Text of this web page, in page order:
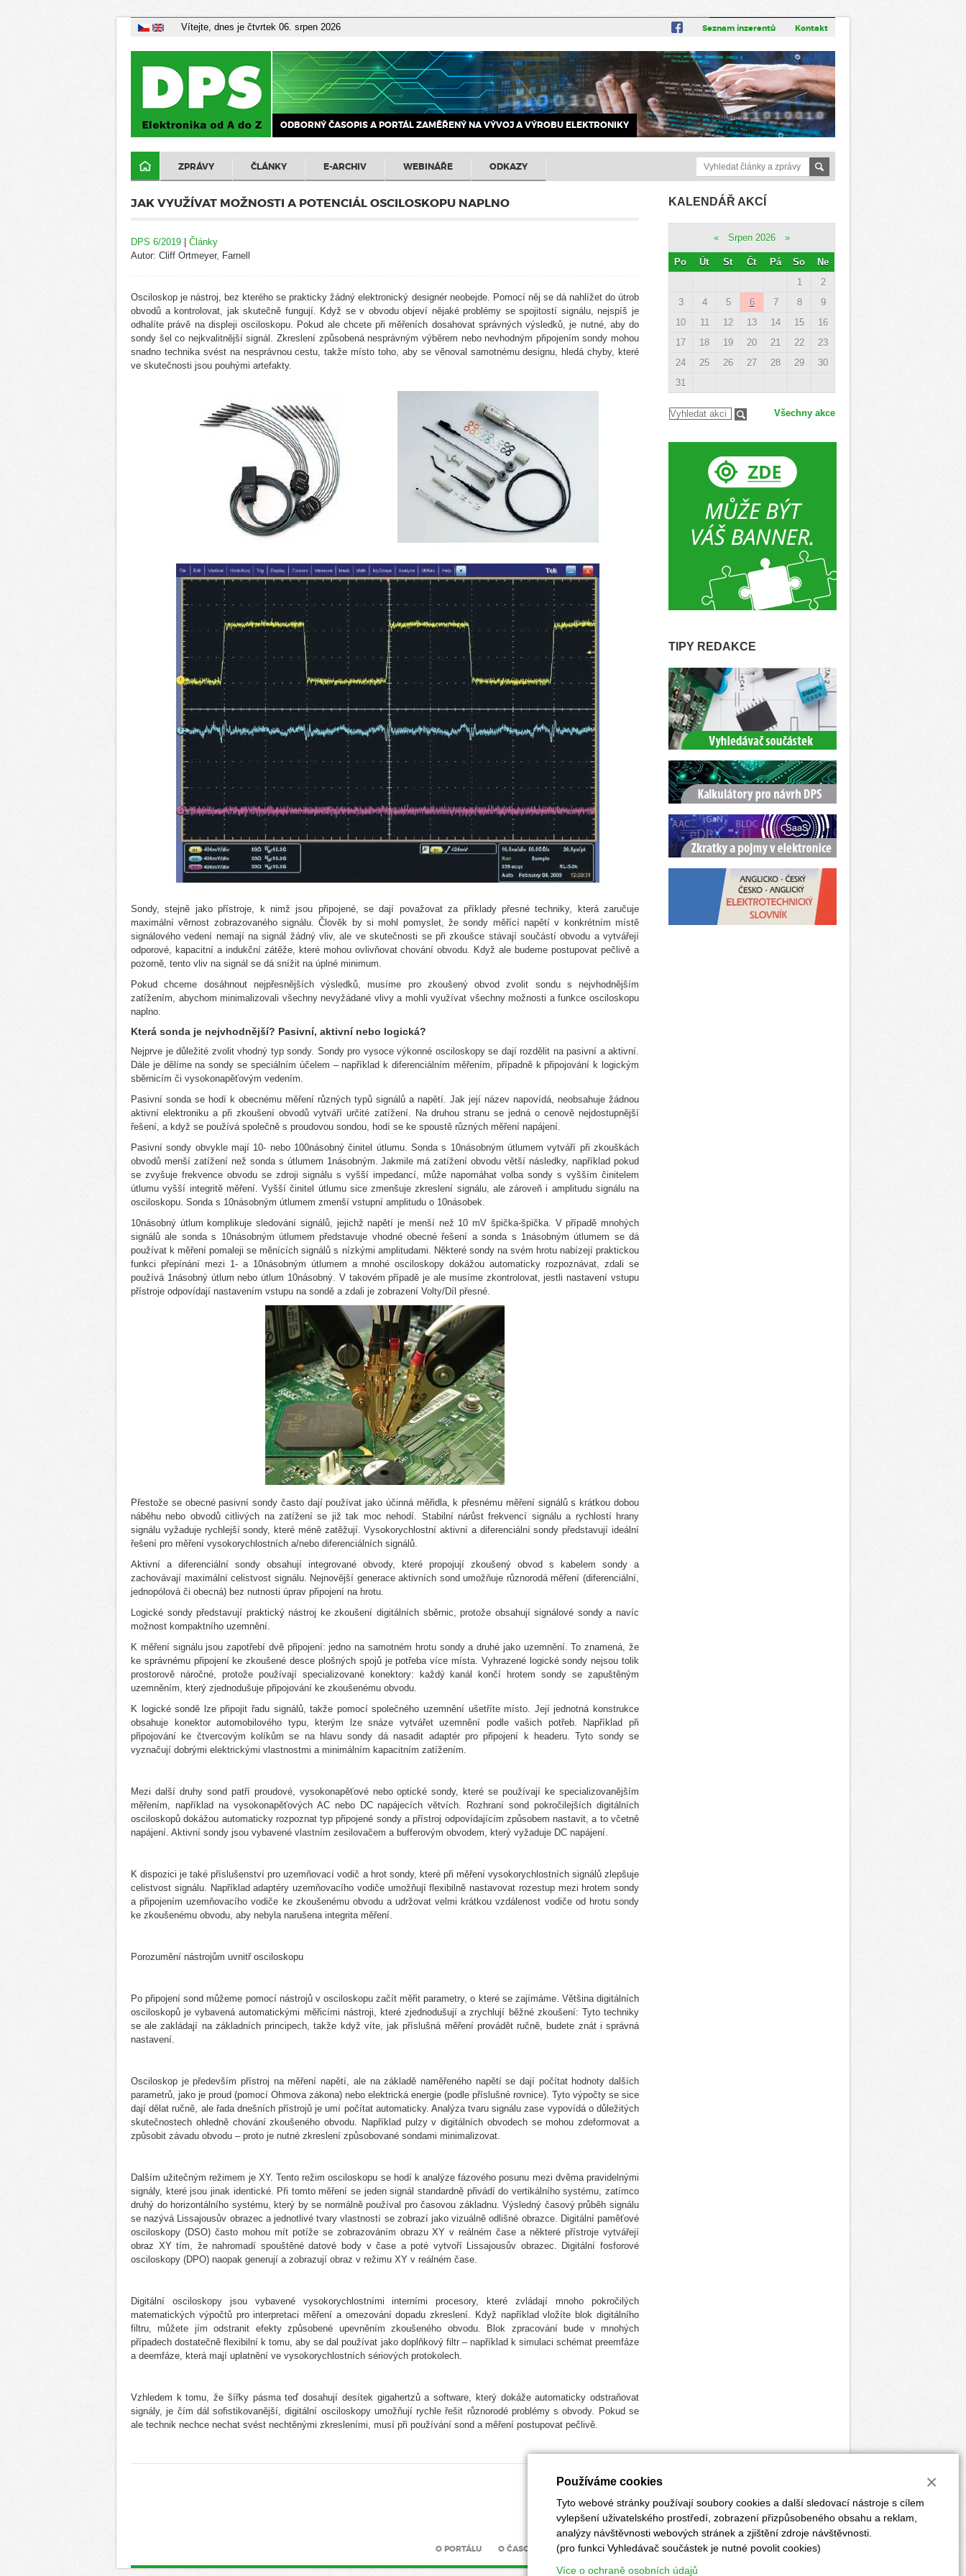
Vítejte, dnes je čtvrtek 06. srpen 2026 Seznam inzerentů Kontakt
ODBORNÝ ČASOPIS A PORTÁL ZAMĚŘENÝ NA VÝVOJ A VÝROBU ELEKTRONIKY
ZPRÁVY ČLÁNKY E-ARCHIV WEBINÁŘE ODKAZY
JAK VYUŽÍVAT MOŽNOSTI A POTENCIÁL OSCILOSKOPU NAPLNO
DPS 6/2019 | Články
Autor: Cliff Ortmeyer, Farnell
Osciloskop je nástroj, bez kterého se prakticky žádný elektronický designér neobejde. Pomocí něj se dá nahlížet do útrob
obvodů a kontrolovat, jak skutečně fungují. Když se v obvodu objeví nějaké problémy se spojitostí signálu, nejspíš je
odhalíte právě na displeji osciloskopu. Pokud ale chcete při měřeních dosahovat správných výsledků, je nutné, aby do
sondy šel co nejkvalitnější signál. Zkreslení způsobená nesprávným výběrem nebo nevhodným připojením sondy mohou
snadno technika svést na nesprávnou cestu, takže místo toho, aby se věnoval samotnému designu, hledá chyby, které
ve skutečnosti jsou pouhými artefakty.
Sondy, stejně jako přístroje, k nimž jsou připojené, se dají považovat za příklady přesné techniky, která zaručuje
maximální věrnost zobrazovaného signálu. Člověk by si mohl pomyslet, že sondy měřící napětí v konkrétním místě
signálového vedení nemají na signál žádný vliv, ale ve skutečnosti se při zkoušce stávají součástí obvodu a vytvářejí
odporové, kapacitní a indukční zátěže, které mohou ovlivňovat chování obvodu. Když ale budeme postupovat pečlivě a
pozorně, tento vliv na signál se dá snížit na úplné minimum.
Pokud chceme dosáhnout nejpřesnějších výsledků, musíme pro zkoušený obvod zvolit sondu s nejvhodnějším
zatížením, abychom minimalizovali všechny nevyžádané vlivy a mohli využívat všechny možnosti a funkce osciloskopu
naplno.
Která sonda je nejvhodnější? Pasivní, aktivní nebo logická?
Nejprve je důležité zvolit vhodný typ sondy. Sondy pro vysoce výkonné osciloskopy se dají rozdělit na pasivní a aktivní.
Dále je dělíme na sondy se speciálním účelem – například k diferenciálním měřením, případně k připojování k logickým
sběrnicím či vysokonapěťovým vedením.
Pasivní sonda se hodí k obecnému měření různých typů signálů a napětí. Jak její název napovídá, neobsahuje žádnou
aktivní elektroniku a při zkoušení obvodů vytváří určité zatížení. Na druhou stranu se jedná o cenově nejdostupnější
řešení, a když se používá společně s proudovou sondou, hodí se ke spoustě různých měření napájení.
Pasivní sondy obvykle mají 10- nebo 100násobný činitel útlumu. Sonda s 10násobným útlumem vytváří při zkouškách
obvodů menší zatížení než sonda s útlumem 1násobným. Jakmile má zatížení obvodu větší následky, například pokud
se zvyšuje frekvence obvodu se zdroji signálu s vyšší impedancí, může napomáhat volba sondy s vyšším činitelem
útlumu vyšší integritě měření. Vyšší činitel útlumu sice zmenšuje zkreslení signálu, ale zároveň i amplitudu signálu na
osciloskopu. Sonda s 10násobným útlumem zmenší vstupní amplitudu o 10násobek.
10násobný útlum komplikuje sledování signálů, jejichž napětí je menší než 10 mV špička-špička. V případě mnohých
signálů ale sonda s 10násobným útlumem představuje vhodné obecné řešení a sonda s 1násobným útlumem se dá
používat k měření pomaleji se měnících signálů s nízkými amplitudami. Některé sondy na svém hrotu nabízejí praktickou
funkci přepínání mezi 1- a 10násobným útlumem a mnohé osciloskopy dokážou automaticky rozpoznávat, zdali se
používá 1násobný útlum nebo útlum 10násobný. V takovém případě je ale musíme zkontrolovat, jestli nastavení vstupu
přístroje odpovídají nastavením vstupu na sondě a zdali je zobrazení Volty/Díl přesné.
Přestože se obecné pasivní sondy často dají používat jako účinná měřidla, k přesnému měření signálů s krátkou dobou
náběhu nebo obvodů citlivých na zatížení se již tak moc nehodí. Stabilní nárůst frekvencí signálu a rychlostí hrany
signálu vyžaduje rychlejší sondy, které méně zatěžují. Vysokorychlostní aktivní a diferenciální sondy představují ideální
řešení pro měření vysokorychlostních a/nebo diferenciálních signálů.
Aktivní a diferenciální sondy obsahují integrované obvody, které propojují zkoušený obvod s kabelem sondy a
zachovávají maximální celistvost signálu. Nejnovější generace aktivních sond umožňuje různorodá měření (diferenciální,
jednopólová či obecná) bez nutnosti úprav připojení na hrotu.
Logické sondy představují praktický nástroj ke zkoušení digitálních sběrnic, protože obsahují signálové sondy a navíc
možnost kompaktního uzemnění.
K měření signálu jsou zapotřebí dvě připojení: jedno na samotném hrotu sondy a druhé jako uzemnění. To znamená, že
ke správnému připojení ke zkoušené desce plošných spojů je potřeba více místa. Vyhrazené logické sondy nejsou tolik
prostorově náročné, protože používají specializované konektory: každý kanál končí hrotem sondy se zapuštěným
uzemněním, který zjednodušuje připojování ke zkoušenému obvodu.
K logické sondě lze připojit řadu signálů, takže pomocí společného uzemnění ušetříte místo. Její jednotná konstrukce
obsahuje konektor automobilového typu, kterým lze snáze vytvářet uzemnění podle vašich potřeb. Například při
připojování ke čtvercovým kolíkům se na hlavu sondy dá nasadit adaptér pro připojení k headeru. Tyto sondy se
vyznačují dobrými elektrickými vlastnostmi a minimálním kapacitním zatížením.
Mezi další druhy sond patří proudové, vysokonapěťové nebo optické sondy, které se používají ke specializovanějším
měřením, například na vysokonapěťových AC nebo DC napájecích větvích. Rozhraní sond pokročilejších digitálních
osciloskopů dokážou automaticky rozpoznat typ připojené sondy a přístroj odpovídajícím způsobem nastavit, a to včetně
napájení. Aktivní sondy jsou vybavené vlastním zesilovačem a bufferovým obvodem, který vyžaduje DC napájení.
K dispozici je také příslušenství pro uzemňovací vodič a hrot sondy, které při měření vysokorychlostních signálů zlepšuje
celistvost signálu. Například adaptéry uzemňovacího vodiče umožňují flexibilně nastavovat rozestup mezi hrotem sondy
a připojením uzemňovacího vodiče ke zkoušenému obvodu a udržovat velmi krátkou vzdálenost vodiče od hrotu sondy
ke zkoušenému obvodu, aby nebyla narušena integrita měření.
Porozumění nástrojům uvnitř osciloskopu
Po připojení sond můžeme pomocí nástrojů v osciloskopu začít měřit parametry, o které se zajímáme. Většina digitálních
osciloskopů je vybavená automatickými měřicími nástroji, které zjednodušují a zrychlují běžné zkoušení: Tyto techniky
se ale zakládají na základních principech, takže když víte, jak příslušná měření provádět ručně, budete znát i správná
nastavení.
Osciloskop je především přístroj na měření napětí, ale na základě naměřeného napětí se dají počítat hodnoty dalších
parametrů, jako je proud (pomocí Ohmova zákona) nebo elektrická energie (podle příslušné rovnice). Tyto výpočty se sice
dají dělat ručně, ale řada dnešních přístrojů je umí počítat automaticky. Analýza tvaru signálu zase vypovídá o důležitých
skutečnostech ohledně chování zkoušeného obvodu. Například pulzy v digitálních obvodech se mohou zdeformovat a
způsobit závadu obvodu – proto je nutné zkreslení způsobované sondami minimalizovat.
Dalším užitečným režimem je XY. Tento režim osciloskopu se hodí k analýze fázového posunu mezi dvěma pravidelnými
signály, které jsou jinak identické. Při tomto měření se jeden signál standardně přivádí do vertikálního systému, zatímco
druhý do horizontálního systému, který by se normálně používal pro časovou základnu. Výsledný časový průběh signálu
se nazývá Lissajousův obrazec a jednotlivé tvary vlastností se zobrazí jako vizuálně odlišné obrazce. Digitální paměťové
osciloskopy (DSO) často mohou mít potíže se zobrazováním obrazu XY v reálném čase a některé přístroje vytvářejí
obraz XY tím, že nahromadí spouštěné datové body v čase a poté vytvoří Lissajousův obrazec. Digitální fosforové
osciloskopy (DPO) naopak generují a zobrazují obraz v režimu XY v reálném čase.
Digitální osciloskopy jsou vybavené vysokorychlostními interními procesory, které zvládají mnoho pokročilých
matematických výpočtů pro interpretaci měření a omezování dopadu zkreslení. Když například vložíte blok digitálního
filtru, můžete jím odstranit efekty způsobené upevněním zkoušeného obvodu. Blok zpracování bude v mnohých
případech dostatečně flexibilní k tomu, aby se dal používat jako doplňkový filtr – například k simulaci schémat preemfáze
a deemfáze, která mají uplatnění ve vysokorychlostních sériových protokolech.
Vzhledem k tomu, že šířky pásma teď dosahují desítek gigahertzů a software, který dokáže automaticky odstraňovat
signály, je čím dál sofistikovanější, digitální osciloskopy umožňují rychle řešit různorodé problémy s obvody. Pokud se
ale technik nechce nechat svést nechtěnými zkresleními, musí při používání sond a měření postupovat pečlivě.
KALENDÁŘ AKCÍ
« Srpen 2026 »
Po Út St Čt Pá So
Ne
1
2
3
4 5 6 7 8
9
10
11 12 13 14 15
16
17
18 19 20 21 22
23
24
25 26 27 28 29
30
31
Všechny akce
TIPY REDAKCE
O PORTÁLU O ČASOPISU INZERCE UZÁVĚRKY POKYNY PRO AUTORY PŘEDPLATNÉ
Používáme cookies
Tyto webové stránky používají soubory cookies a další sledovací nástroje s cílem
vylepšení uživatelského prostředí, zobrazení přizpůsobeného obsahu a reklam,
analýzy návštěvnosti webových stránek a zjištění zdroje návštěvnosti.
(pro funkci Vyhledávač součástek je nutné povolit cookies)
Více o ochraně osobních údajů
×